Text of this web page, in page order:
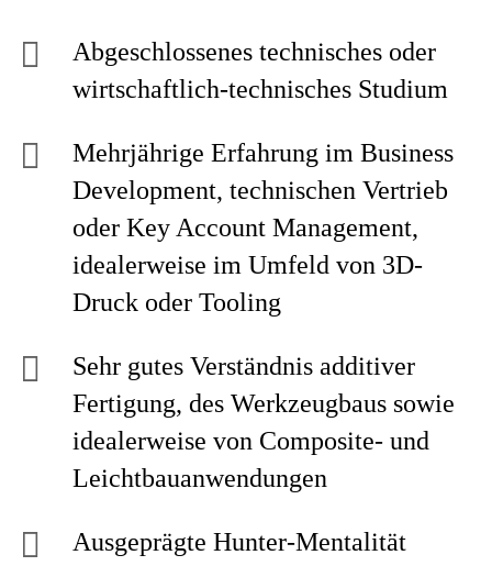
Abgeschlossenes technisches oder
wirtschaftlich-technisches Studium
Mehrjährige Erfahrung im Business
Development, technischen Vertrieb
oder Key Account Management,
idealerweise im Umfeld von 3D-
Druck oder Tooling
Sehr gutes Verständnis additiver
Fertigung, des Werkzeugbaus sowie
idealerweise von Composite- und
Leichtbauanwendungen
Ausgeprägte Hunter-Mentalität